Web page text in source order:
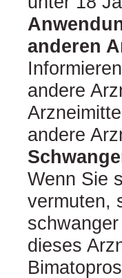
anderen
andere
andere
Wenn Sie
vermuten,
dieses